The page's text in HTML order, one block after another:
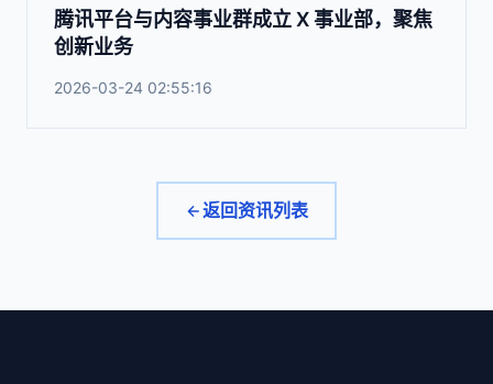
腾讯平台与内容事业群成立 X 事业部，聚焦
创新业务
2026-03-24 02:55:16
返回资讯列表